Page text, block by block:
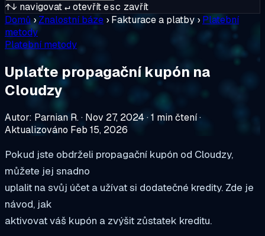
↑↓ navigovat↵otevřítesc zavřít
Domů› Znalostní báze › Fakturace a platby › Platební
metody
Platební metody
Uplaťte propagační kupón na
Cloudzy
Autor: Parnian R.· Nov 27, 2024 ·1 min čtení·
Aktualizováno Feb 15, 2026
Pokud jste obdrželi propagační kupón od Cloudzy,
můžete jej snadno
uplalit na svůj účet a užívat si dodatečné kredity. Zde je
návod, jak
aktivovat váš kupón a zvýšit zůstatek kreditu.